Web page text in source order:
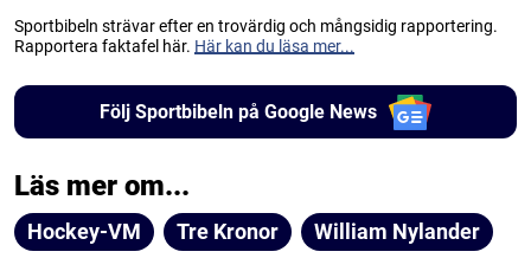
Sportbibeln strävar efter en trovärdig och mångsidig rapportering.
Rapportera faktafel här. Här kan du läsa mer...
Följ Sportbibeln på Google News
Läs mer om...
Hockey-VM Tre Kronor William Nylander